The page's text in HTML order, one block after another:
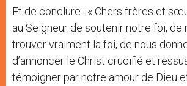
Et de conclure : « Chers frères et
au Seigneur de soutenir notre foi, de
trouver vraiment la foi, de nous
d’annoncer le Christ crucifié et
témoigner par notre amour de Dieu